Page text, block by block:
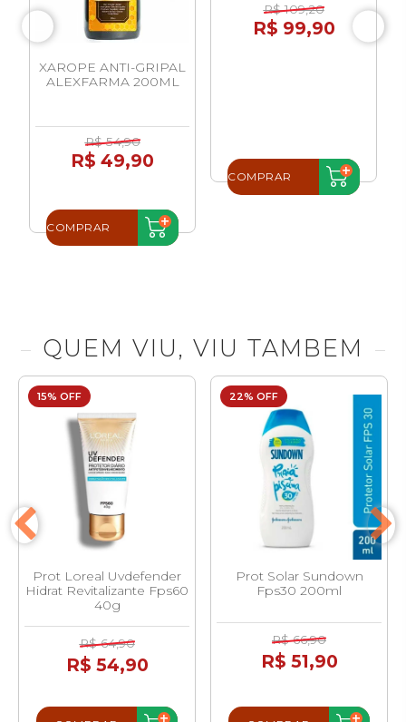
XAROPE ANTI-GRIPAL
ALEXFARMA 200ML
R$ 54,90
R$ 49,90
COMPRAR
R$ 109,20
R$ 99,90
COMPRAR
QUEM VIU, VIU TAMBEM
15% OFF
Prot Loreal Uvdefender
Hidrat Revitalizante Fps60
40g
R$ 64,90
R$ 54,90
22% OFF
Prot Solar Sundown
Fps30 200ml
R$ 66,90
R$ 51,90